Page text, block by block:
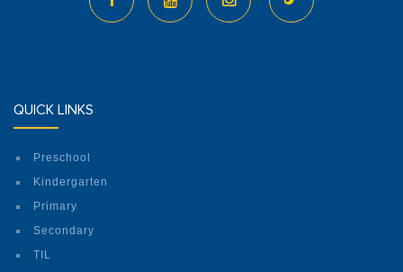
QUICK LINKS
Preschool
Kindergarten
Primary
Secondary
TIL